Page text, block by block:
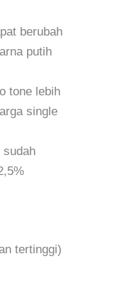
berubah
putih
tone lebih
single
sudah
tertinggi)